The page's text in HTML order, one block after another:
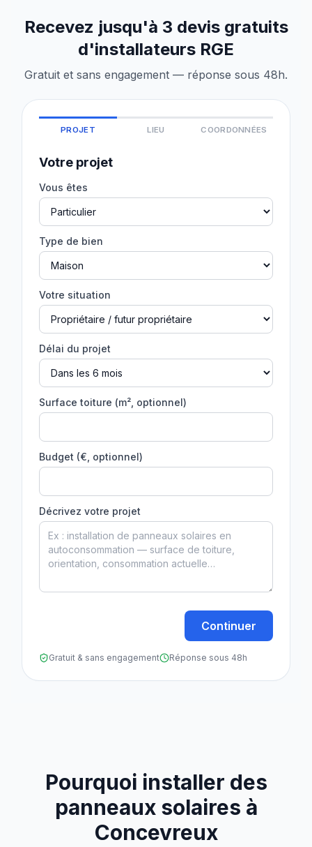
Recevez jusqu'à 3 devis gratuits
d'installateurs RGE
Gratuit et sans engagement — réponse sous 48h.
PROJET LIEU COORDONNÉES
Votre projet
Vous êtes
Type de bien
Votre situation
Délai du projet
Surface toiture (m², optionnel)
Budget (€, optionnel)
Décrivez votre projet
Continuer
Gratuit & sans engagement Réponse sous 48h
Pourquoi installer des
panneaux solaires à
Concevreux